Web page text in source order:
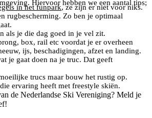
Hiervoor hebben we een aantal tips;
in het funpark, ze zijn er niet voor niks.
rugbescherming. Zo ben je optimaal
als je die dag goed in je vel zit.
box, rail etc voordat je er overheen
ijs, beschadigingen, afzet en landing.
je gaat doen na je truc. Dat geeft
trucs maar bouw het rustig op.
ervaring heeft met freestyle skiën.
de Nederlandse Ski Vereniging? Meld je